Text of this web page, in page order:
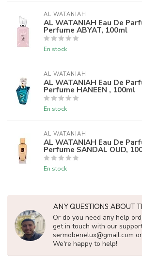
AL WATANIAH
AL WATANIAH Eau De
Perfume ABYAT, 100ml
En stock
AL WATANIAH
AL WATANIAH Eau De
Perfume HANEEN , 100ml
En stock
AL WATANIAH
AL WATANIAH Eau De
Perfume SANDAL OUD,
En stock
ANY QUESTIONS ABOUT
Or do you need any help
get in touch with our
sermobenelux@gmail.com
We're happy to help!